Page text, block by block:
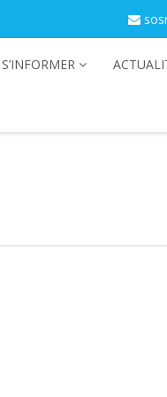
S’INFORMER